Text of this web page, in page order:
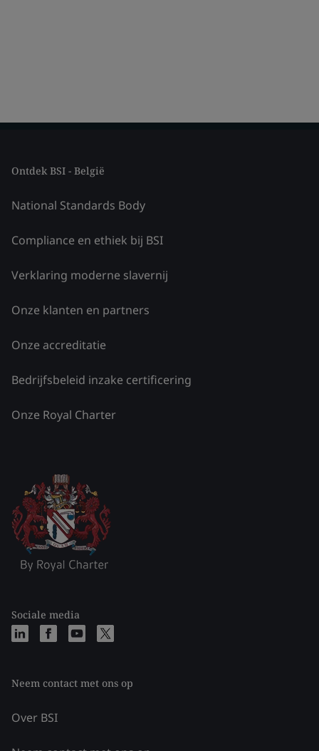
Ontdek BSI - België
National Standards Body
Compliance en ethiek bij BSI
Verklaring moderne slavernij
Onze klanten en partners
Onze accreditatie
Bedrijfsbeleid inzake certificering
Onze Royal Charter
Sociale media
Neem contact met ons op
Over BSI